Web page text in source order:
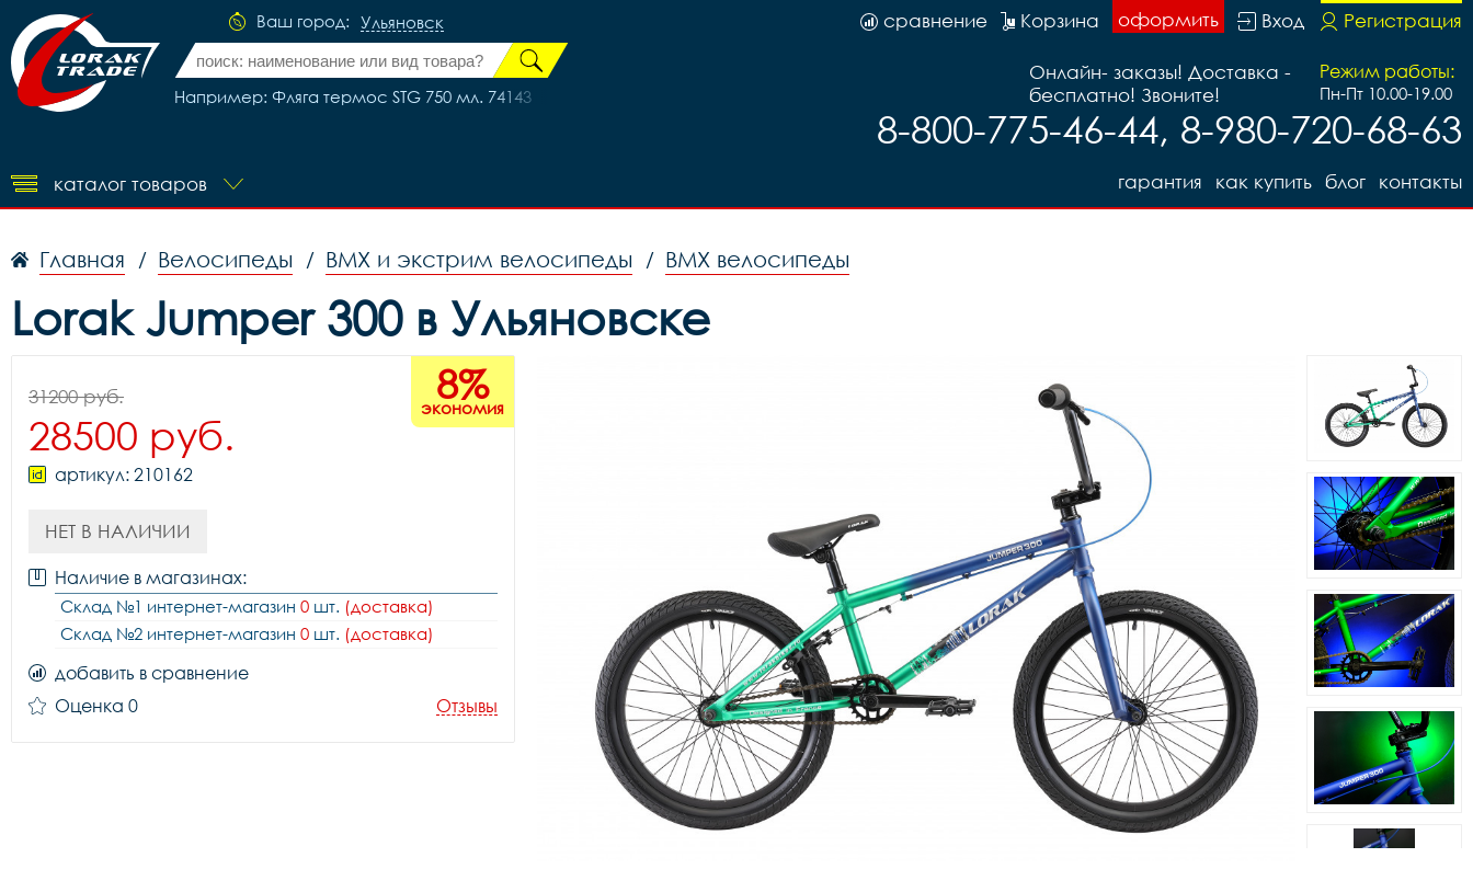
Ваш город: Ульяновск
Например: Фляга термос STG 750 мл. 74143
Регистрация
Вход
оформить
Корзина
сравнение
Режим работы:
Пн-Пт 10.00-19.00
Онлайн- заказы! Доставка -
бесплатно! Звоните!
8-800-775-46-44, 8-980-720-68-63
каталог товаров контакты
блог
как купить
гарантия
Главная / Велосипеды / BMX и экстрим велосипеды / BMX велосипеды
Lorak Jumper 300 в Ульяновске
8%
экономия
31200 руб.
28500 руб.
артикул: 210162
НЕТ В НАЛИЧИИ
Наличие в магазинах:
Склад №1 интернет-магазин 0 шт. (доставка)
Склад №2 интернет-магазин 0 шт. (доставка)
добавить в сравнение
Оценка 0
Отзывы